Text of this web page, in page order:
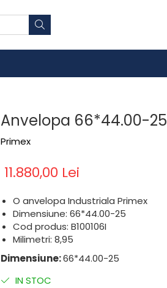
Anvelopa 66*44.00-25
Primex
11.880,00 Lei
O anvelopa Industriala Primex
Dimensiune: 66*44.00-25
Cod produs: B100106I
Milimetri: 8,95
Dimensiune:66*44.00-25
IN STOC